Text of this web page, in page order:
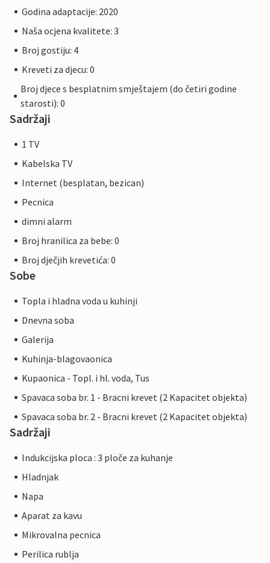
Godina adaptacije: 2020
Naša ocjena kvalitete: 3
Broj gostiju: 4
Kreveti za djecu: 0
Broj djece s besplatnim smještajem (do četiri godine
starosti): 0
Sadržaji
1 TV
Kabelska TV
Internet (besplatan, bezican)
Pecnica
dimni alarm
Broj hranilica za bebe: 0
Broj dječjih krevetića: 0
Sobe
Topla i hladna voda u kuhinji
Dnevna soba
Galerija
Kuhinja-blagovaonica
Kupaonica - Topl. i hl. voda, Tus
Spavaca soba br. 1 - Bracni krevet (2 Kapacitet objekta)
Spavaca soba br. 2 - Bracni krevet (2 Kapacitet objekta)
Sadržaji
Indukcijska ploca : 3 ploče za kuhanje
Hladnjak
Napa
Aparat za kavu
Mikrovalna pecnica
Perilica rublja